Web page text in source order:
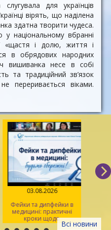
для українців
вірять, що наділена
здатна творити чудеса.
національному вбранні
«щастя і долю, життя і
в обрядових народних
вишиванка несе в собі
та традиційний зв’язок
переривається віками.
Всі новини
03.08.2026
Фейки та дипфейки в
медицині: практичні
кроки щодо
розпізнавання